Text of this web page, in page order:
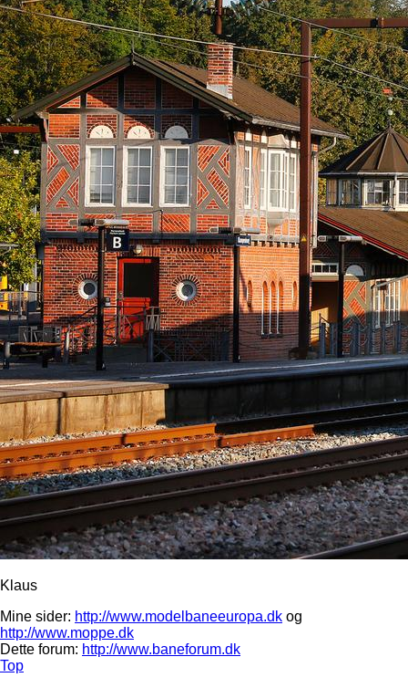
Klaus
Mine sider: http://www.modelbaneeuropa.dk og
http://www.moppe.dk
Dette forum: http://www.baneforum.dk
Top